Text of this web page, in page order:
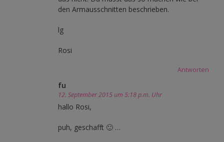
den Armausschnitten beschrieben.
lg
Rosi
Antworten
fu
12. September 2015 um 5:18 p.m. Uhr
hallo Rosi,
puh, geschafft 🙂 …